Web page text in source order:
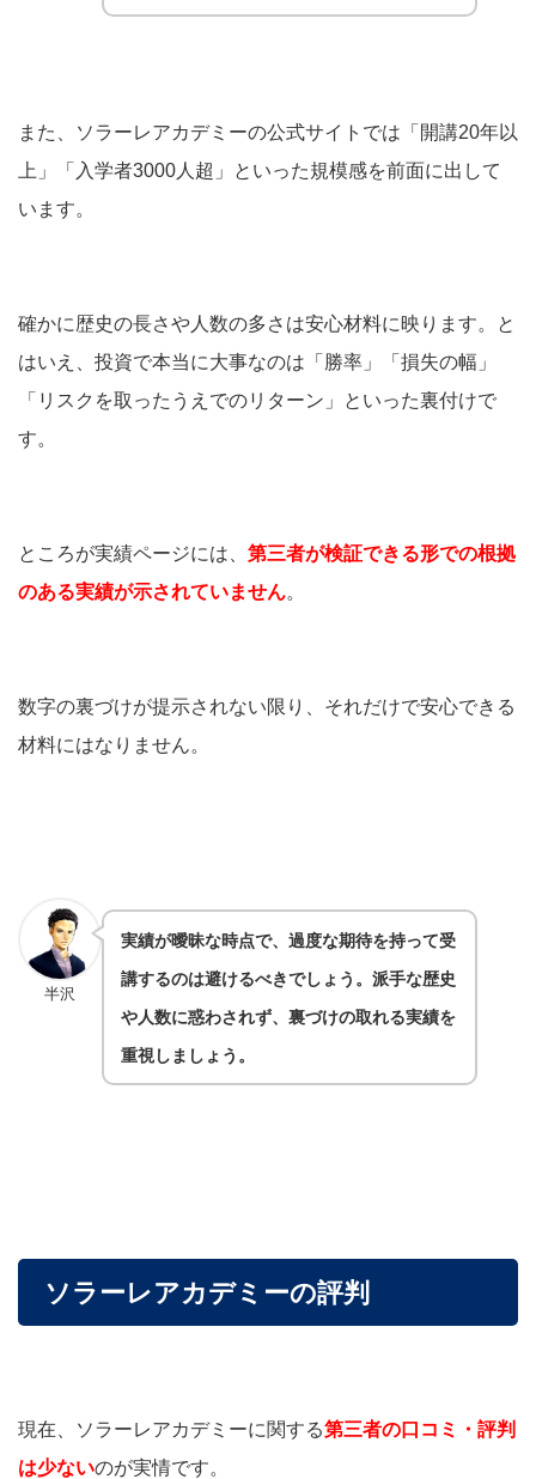
また、ソラーレアカデミーの公式サイトでは「開講20年以
上」「入学者3000人超」といった規模感を前面に出して
います。
確かに歴史の長さや人数の多さは安心材料に映ります。と
はいえ、投資で本当に大事なのは「勝率」「損失の幅」
「リスクを取ったうえでのリターン」といった裏付けで
す。
ところが実績ページには、 第三者が検証できる形での根拠
のある実績が示されていません。
数字の裏づけが提示されない限り、それだけで安心できる
材料にはなりません。
半沢
実績が曖昧な時点で、過度な期待を持って受
講するのは避けるべきでしょう。派手な歴史
や人数に惑わされず、裏づけの取れる実績を
重視しましょう。
ソラーレアカデミーの評判
現在、ソラーレアカデミーに関する第三者の口コミ・評判
は少ないのが実情です。